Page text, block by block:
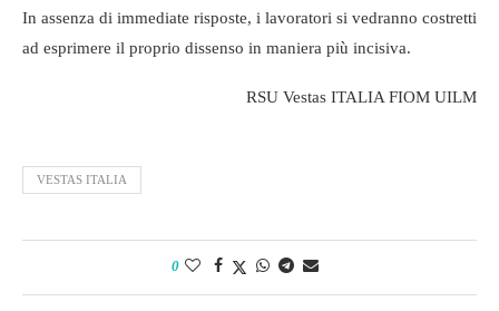
In assenza di immediate risposte, i lavoratori si vedranno costretti
ad esprimere il proprio dissenso in maniera più incisiva.
RSU Vestas ITALIA FIOM UILM
VESTAS ITALIA
0